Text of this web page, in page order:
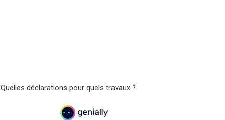
déclarations pour quels travaux ?